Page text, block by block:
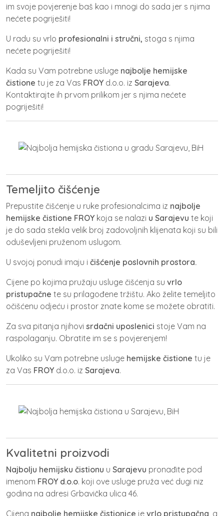
im svoje povjerenje baš kao i mnogi do sada jer s njima
nećete pogriješiti!
U radu su vrlo profesionalni i stručni, stoga s njima
nećete pogriješiti!
Kada su Vam potrebne usluge najbolje hemijske
čistione tu je za Vas FROY d.o.o. iz Sarajeva.
Kontaktirajte ih prvom prilikom jer s njima nećete
pogriješiti!
Temeljito čišćenje
Prepustite čišćenje u ruke profesionalcima iz najbolje
hemijske čistione FROY koja se nalazi u Sarajevu te koji
je do sada stekla velik broj zadovoljnih klijenata koji su bili
oduševljeni pruženom uslugom.
U svojoj ponudi imaju i čišćenje poslovnih prostora.
Cijene po kojima pružaju usluge čišćenja su vrlo
pristupačne te su prilagođene tržištu. Ako želite temeljito
očišćenu odjeću i prostor znate kome se možete obratiti.
Za sva pitanja njihovi srdačni uposlenici stoje Vam na
raspolaganju. Obratite im se s povjerenjem!
Ukoliko su Vam potrebne usluge hemijske čistione tu je
za Vas FROY d.o.o. iz Sarajeva.
Kvalitetni proizvodi
Najbolju hemijsku čistionu u Sarajevu pronađite pod
imenom FROY d.o.o. koji ove usluge pruža već dugi niz
godina na adresi Grbavička ulica 46.
Cijena najbolje hemijske čistionice je vrlo pristupačna , a